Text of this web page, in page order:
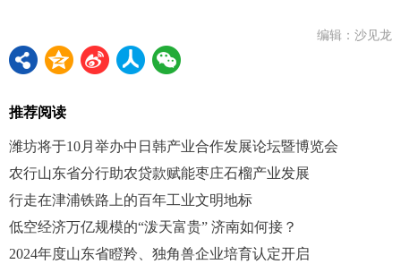
编辑：沙见龙
推荐阅读
潍坊将于10月举办中日韩产业合作发展论坛暨博览会
农行山东省分行助农贷款赋能枣庄石榴产业发展
行走在津浦铁路上的百年工业文明地标
低空经济万亿规模的“泼天富贵” 济南如何接？
2024年度山东省瞪羚、独角兽企业培育认定开启